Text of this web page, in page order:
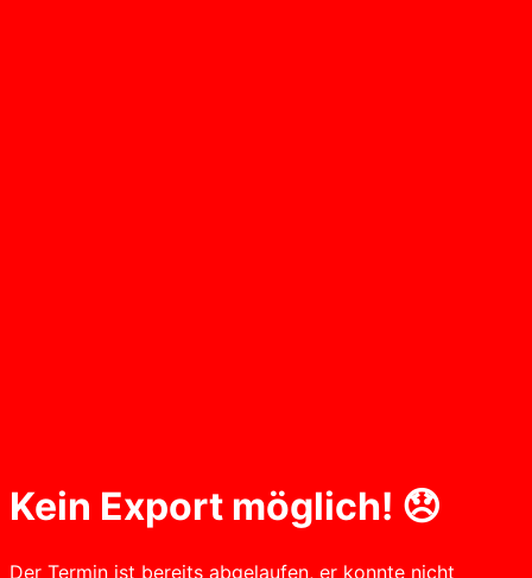
Kein Export möglich! 😞
Der Termin ist bereits abgelaufen, er konnte nicht